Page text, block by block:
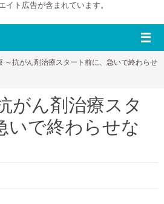
ト広告が含まれています。
～抗がん剤治療スタート前に、急いで終わらせ
がん剤治療スタ
いで終わらせな